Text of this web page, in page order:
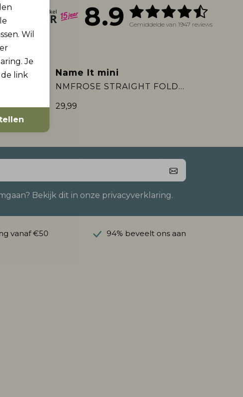
8.9 Gemiddelde van 1947 reviews
2e Jeans -50%
Name It mini
NMFROSE STRAIGHT FOLD JEANS 4224-AZ:
29,99
Bekijk dit in onze privacyverklaring.
vanaf €50 94% beveelt ons aan
Wil
Je
link